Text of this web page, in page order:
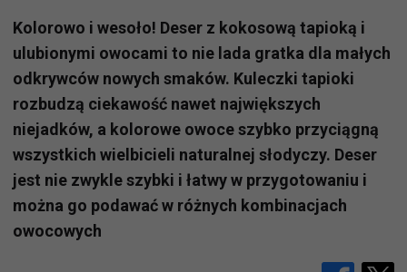
Kolorowo i wesoło! Deser z kokosową tapioką i
ulubionymi owocami to nie lada gratka dla małych
odkrywców nowych smaków. Kuleczki tapioki
rozbudzą ciekawość nawet największych
niejadków, a kolorowe owoce szybko przyciągną
wszystkich wielbicieli naturalnej słodyczy. Deser
jest nie zwykle szybki i łatwy w przygotowaniu i
można go podawać w różnych kombinacjach
owocowych